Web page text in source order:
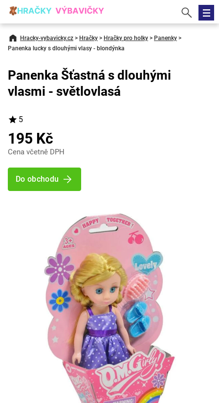
Hracky-vybavicky.cz > Hračky > Hračky pro holky > Panenky >
Panenka lucky s dlouhými vlasy - blondýnka
Panenka Šťastná s dlouhými
vlasmi - světlovlasá
5
195 Kč
Cena včetně DPH
Do obchodu